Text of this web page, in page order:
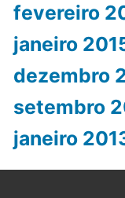
fevereiro
janeiro
dezembro
setembro
janeiro